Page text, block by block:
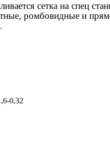
сетка на спец
ромбовидные и
0,32